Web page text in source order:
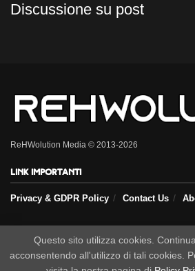
Discussione su post
ReHWolution Media © 2013-2026
Link importanti
Privacy & GDPR Policy Contact Us
Seguici sui nostri social
Questo sito utilizza cookies.
acconsentendo all'utilizzo di tali cookies.